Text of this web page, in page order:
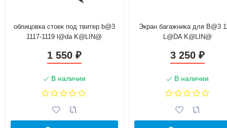
облицовка стоек под твитер b@3
1117-1119 l@da K@LIN@
1 550 ₽
В наличии
Экран багажника для B@3
L@DA K@LIN@
3 250₽
В наличии